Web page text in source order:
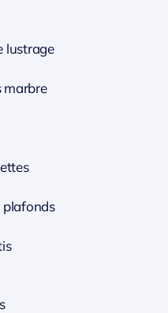
lustrage
marbre
plafonds